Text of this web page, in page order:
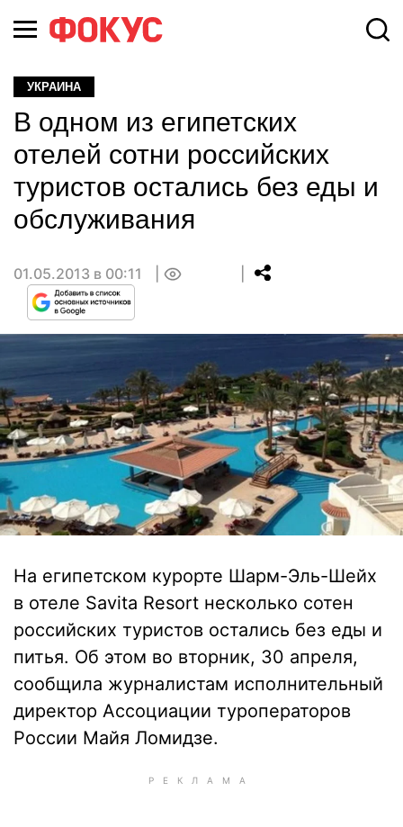
УКРАИНА
В одном из египетских
отелей сотни российских
туристов остались без еды и
обслуживания
01.05.2013 в 00:11
На египетском курорте Шарм-Эль-Шейх
в отеле Savita Resort несколько сотен
российских туристов остались без еды и
питья. Об этом во вторник, 30 апреля,
сообщила журналистам исполнительный
директор Ассоциации туроператоров
России Майя Ломидзе.